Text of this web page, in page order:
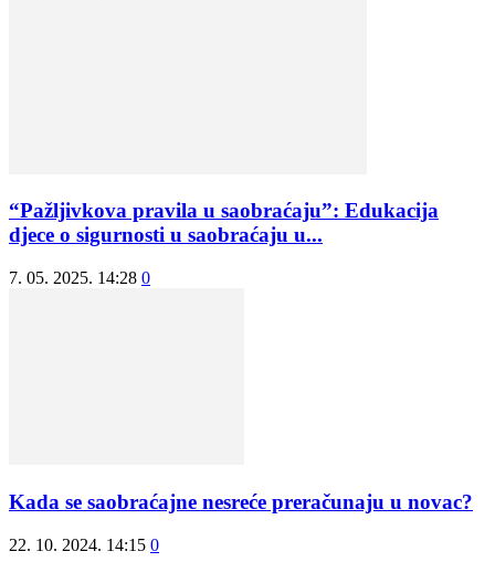
“Pažljivkova pravila u saobraćaju”: Edukacija
djece o sigurnosti u saobraćaju u...
7. 05. 2025. 14:28 0
Kada se saobraćajne nesreće preračunaju u novac?
22. 10. 2024. 14:15 0